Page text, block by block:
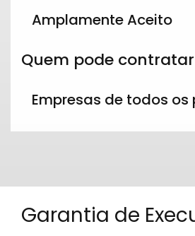
Amplamente Aceito
Quem pode
Empresas de todos
Garantia de